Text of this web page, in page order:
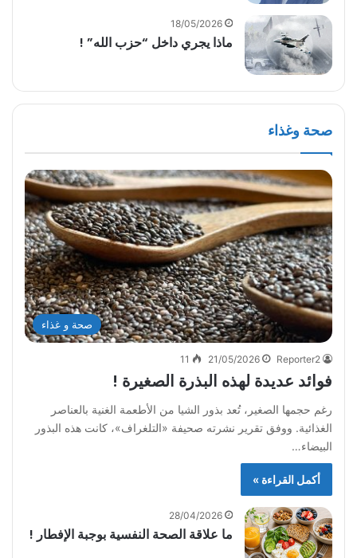
18/05/2026
ماذا يجري داخل “حزب الله” !
صحة وغذاء
صحة و غذاء
Reporter2
21/05/2026
11
فوائد عديدة لهذه البذرة الصغيرة !
رغم حجمها الصغير، تُعد بذور الشيا من الأطعمة الغنية بالعناصر
الغذائية. ووفق تقرير نشرته صحيفة «التلغراف»، كانت هذه البذور
البيضاء…
أكمل القراءة »
28/04/2026
ما علاقة الصحة النفسية بوجبة الإفطار !